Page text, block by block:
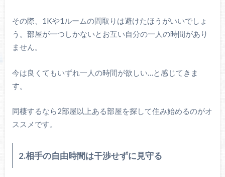
その際、1Kや1ルームの間取りは避けたほうがいいでしょ
う。部屋が一つしかないとお互い自分の一人の時間があり
ません。
今は良くてもいずれ一人の時間が欲しい…と感じてきま
す。
同棲するなら2部屋以上ある部屋を探して住み始めるのがオ
ススメです。
2.相手の自由時間は干渉せずに見守る